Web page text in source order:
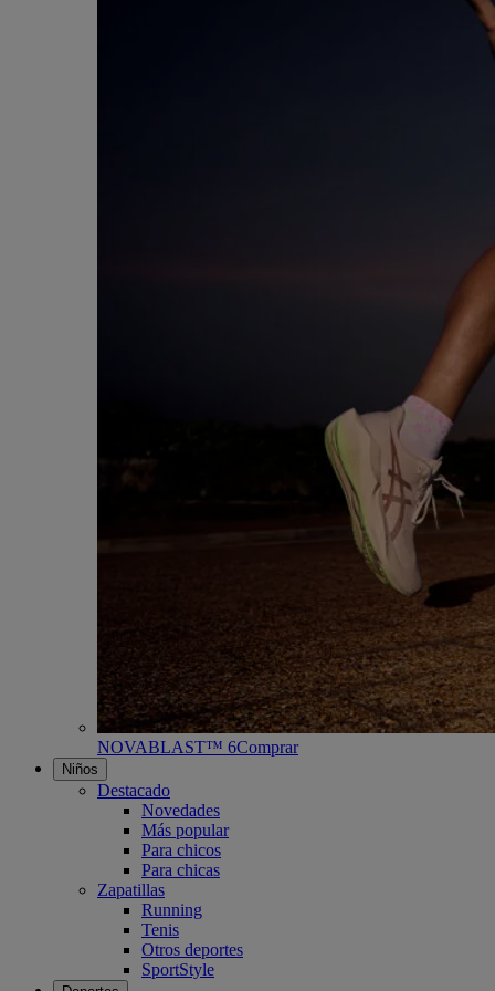
NOVABLAST™ 6Comprar
Niños
Destacado
Novedades
Más popular
Para chicos
Para chicas
Zapatillas
Running
Tenis
Otros deportes
SportStyle